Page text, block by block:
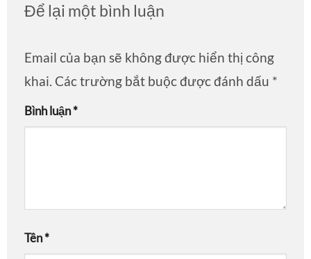
Để lại một bình luận
Email của bạn sẽ không được hiển thị công
khai. Các trường bắt buộc được đánh dấu *
Bình luận*
Tên*